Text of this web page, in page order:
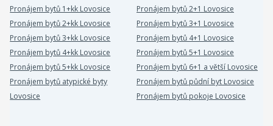
Pronájem bytů 1+kk Lovosice
Pronájem bytů 2+1 Lovosice
Pronájem bytů 2+kk Lovosice
Pronájem bytů 3+1 Lovosice
Pronájem bytů 3+kk Lovosice
Pronájem bytů 4+1 Lovosice
Pronájem bytů 4+kk Lovosice
Pronájem bytů 5+1 Lovosice
Pronájem bytů 5+kk Lovosice
Pronájem bytů 6+1 a větší Lovosice
Pronájem bytů atypické byty
Lovosice
Pronájem bytů půdní byt Lovosice
Pronájem bytů pokoje Lovosice